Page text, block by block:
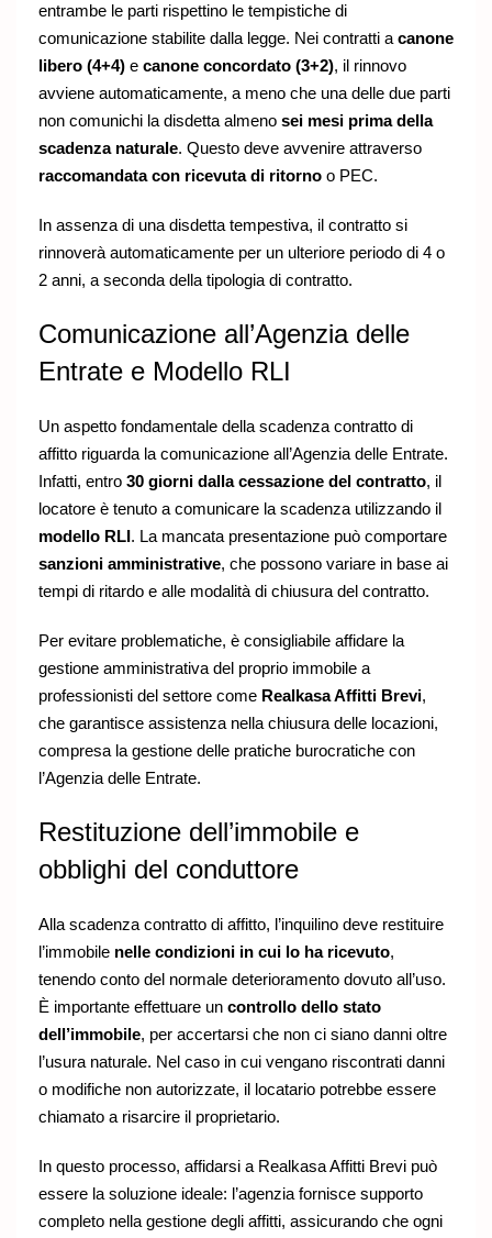
entrambe le parti rispettino le tempistiche di
comunicazione stabilite dalla legge. Nei contratti a canone
libero (4+4) e canone concordato (3+2), il rinnovo
avviene automaticamente, a meno che una delle due parti
non comunichi la disdetta almeno sei mesi prima della
scadenza naturale. Questo deve avvenire attraverso
raccomandata con ricevuta di ritorno o PEC.
In assenza di una disdetta tempestiva, il contratto si
rinnoverà automaticamente per un ulteriore periodo di 4 o
2 anni, a seconda della tipologia di contratto.
Comunicazione all’Agenzia delle
Entrate e Modello RLI
Un aspetto fondamentale della scadenza contratto di
affitto riguarda la comunicazione all’Agenzia delle Entrate.
Infatti, entro 30 giorni dalla cessazione del contratto, il
locatore è tenuto a comunicare la scadenza utilizzando il
modello RLI. La mancata presentazione può comportare
sanzioni amministrative, che possono variare in base ai
tempi di ritardo e alle modalità di chiusura del contratto.
Per evitare problematiche, è consigliabile affidare la
gestione amministrativa del proprio immobile a
professionisti del settore come Realkasa Affitti Brevi,
che garantisce assistenza nella chiusura delle locazioni,
compresa la gestione delle pratiche burocratiche con
l’Agenzia delle Entrate.
Restituzione dell’immobile e
obblighi del conduttore
Alla scadenza contratto di affitto, l’inquilino deve restituire
l’immobile nelle condizioni in cui lo ha ricevuto,
tenendo conto del normale deterioramento dovuto all’uso.
È importante effettuare un controllo dello stato
dell’immobile, per accertarsi che non ci siano danni oltre
l’usura naturale. Nel caso in cui vengano riscontrati danni
o modifiche non autorizzate, il locatario potrebbe essere
chiamato a risarcire il proprietario.
In questo processo, affidarsi a Realkasa Affitti Brevi può
essere la soluzione ideale: l’agenzia fornisce supporto
completo nella gestione degli affitti, assicurando che ogni